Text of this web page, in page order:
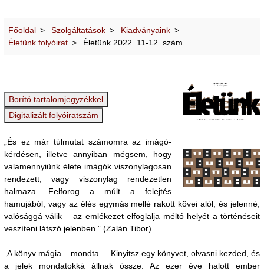
Főoldal Szolgáltatások
Kiadványaink
Életünk folyóirat
Életünk 2022. 11-12. szám
„És ez már túlmutat számomra az imágó-
kérdésen, illetve annyiban mégsem, hogy
valamennyiünk élete imágók viszonylagosan
rendezett, vagy viszonylag rendezetlen
halmaza. Felforog a múlt a felejtés
hamujából, vagy az élés egymás mellé rakott kövei alól, és jelenné,
valósággá válik – az emlékezet elfoglalja méltó helyét a történéseit
veszíteni látszó jelenben.” (Zalán Tibor)
„A könyv mágia – mondta. – Kinyitsz egy könyvet, olvasni kezded, és
a jelek mondatokká állnak össze. Az ezer éve halott ember